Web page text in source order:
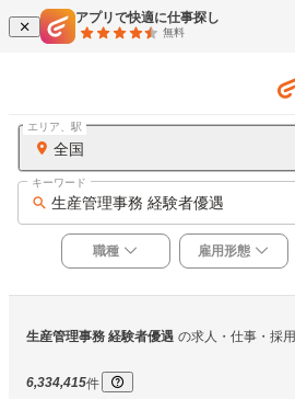
アプリで快適に仕事探し
無料
全国
エリア、駅
生産管理事務 経験者優遇
キーワード
職種 雇用形態
生産管理事務 経験者優遇 の求人・仕事・採用
6,334,415件